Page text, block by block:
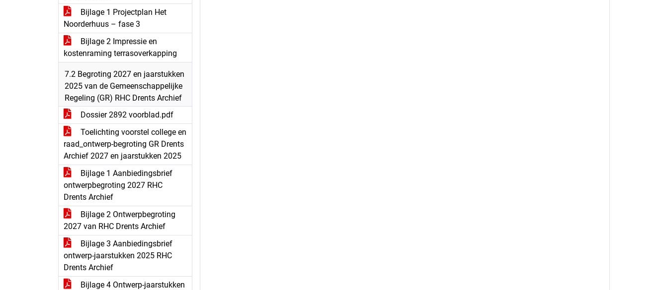
Bijlage 1 Projectplan Het
Noorderhuus – fase 3
Bijlage 2 Impressie en
kostenraming terrasoverkapping
7.2 Begroting 2027 en jaarstukken
2025 van de Gemeenschappelijke
Regeling (GR) RHC Drents Archief
Dossier 2892 voorblad.pdf
Toelichting voorstel college en
raad_ontwerp-begroting GR Drents
Archief 2027 en jaarstukken 2025
Bijlage 1 Aanbiedingsbrief
ontwerpbegroting 2027 RHC
Drents Archief
Bijlage 2 Ontwerpbegroting
2027 van RHC Drents Archief
Bijlage 3 Aanbiedingsbrief
ontwerp-jaarstukken 2025 RHC
Drents Archief
Bijlage 4 Ontwerp-jaarstukken